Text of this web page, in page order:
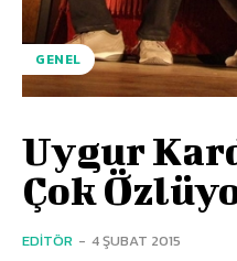
GENEL
Uygur
Çok
EDITÖR - 4 ŞUBAT 2015